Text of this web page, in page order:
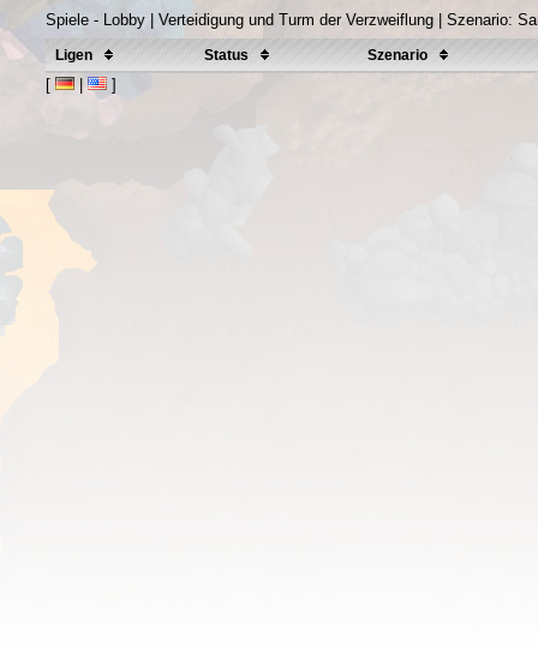
Spiele - Lobby | Verteidigung und Turm der Verzweiflung | Szenario:
Ligen Status Szenario
[ | ]